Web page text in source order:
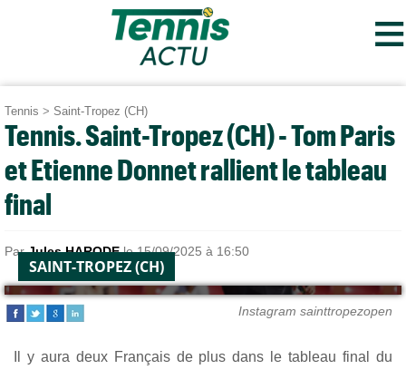
≡
Tennis > Saint-Tropez (CH)
Tennis. Saint-Tropez (CH) - Tom Paris
et Etienne Donnet rallient le tableau
final
ParJules HARODEle 15/09/2025 à 16:50
SAINT-TROPEZ (CH)
Instagram sainttropezopen
Il y aura deux Français de plus dans le tableau final du